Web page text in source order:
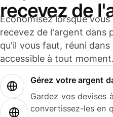
recevez de
Économisez lorsque
recevez de l'argent dans
qu'il vous faut, réuni
accessible à tout moment.
Gérez votre argent
Gardez vos devises
convertissez-les en